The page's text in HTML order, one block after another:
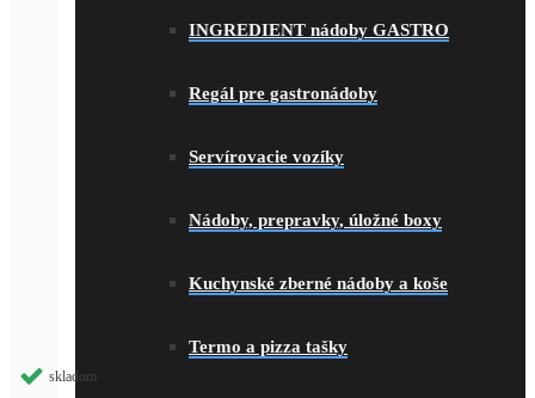
INGREDIENT nádoby GASTRO
Regál pre gastronádoby
Servírovacie vozíky
Nádoby, prepravky, úložné boxy
Kuchynské zberné nádoby a koše
Termo a pizza tašky
skladom